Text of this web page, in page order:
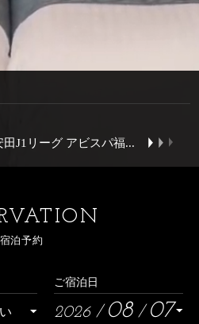
J1リーグ アビスパ福...
宿泊予約
ご宿泊日
2026 08 07